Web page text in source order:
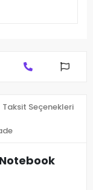
Taksit Seçenekleri